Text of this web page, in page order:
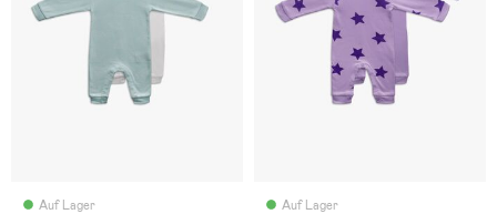
Auf Lager Auf Lager